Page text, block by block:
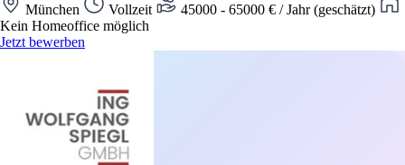
München Vollzeit
45000 - 65000 € / Jahr (geschätzt)
Kein Homeoffice möglich
Jetzt bewerben